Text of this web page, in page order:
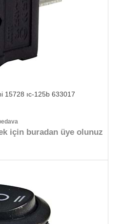
15728 ıc-125b 633017
için buradan üye olunuz